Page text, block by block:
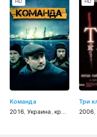
Команда
2016 Украина криминал
Три
2006